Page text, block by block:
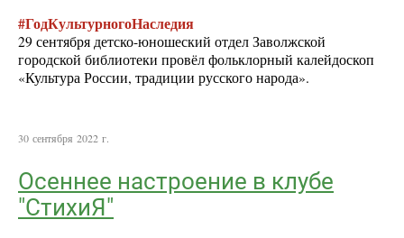
#ГодКультурногоНаследия
29 сентября детско-юношеский отдел Заволжской
городской библиотеки провёл фольклорный калейдоскоп
«Культура России, традиции русского народа».
30 сентября 2022 г.
Осеннее настроение в клубе
"СтихиЯ"